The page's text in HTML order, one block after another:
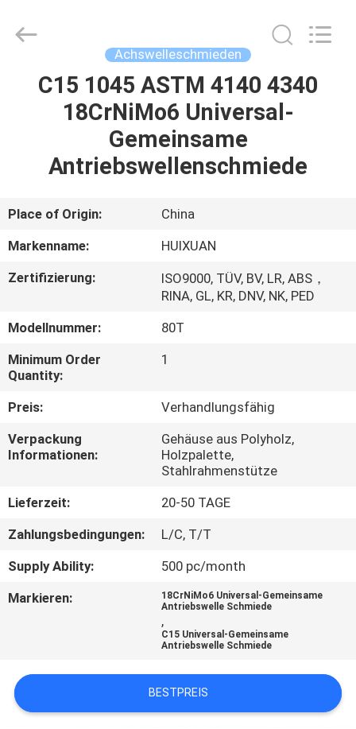
HAUS
PRODUKTE
ÜBER
SITEMAP
PRIVACY
ENERGY
EQUIPMENT
Achswelleschmieden
C15 1045 ASTM 4140 4340
18CrNiMo6 Universal-
Gemeinsame
Antriebswellenschmiede
Place of Origin:
China
Markenname:
HUIXUAN
Zertifizierung:
ISO9000, TÜV, BV, LR, ABS，
RINA, GL, KR, DNV, NK, PED
Modellnummer:
80T
Minimum Order
Quantity:
1
Preis:
Verhandlungsfähig
Verpackung
Informationen:
Gehäuse aus Polyholz,
Holzpalette,
Stahlrahmenstütze
Lieferzeit:
20-50 TAGE
Zahlungsbedingungen:
L/C, T/T
Supply Ability:
500 pc/month
Markieren:
18CrNiMo6 Universal-Gemeinsame
Antriebswelle Schmiede
,
C15 Universal-Gemeinsame
Antriebswelle Schmiede
BESTPREIS